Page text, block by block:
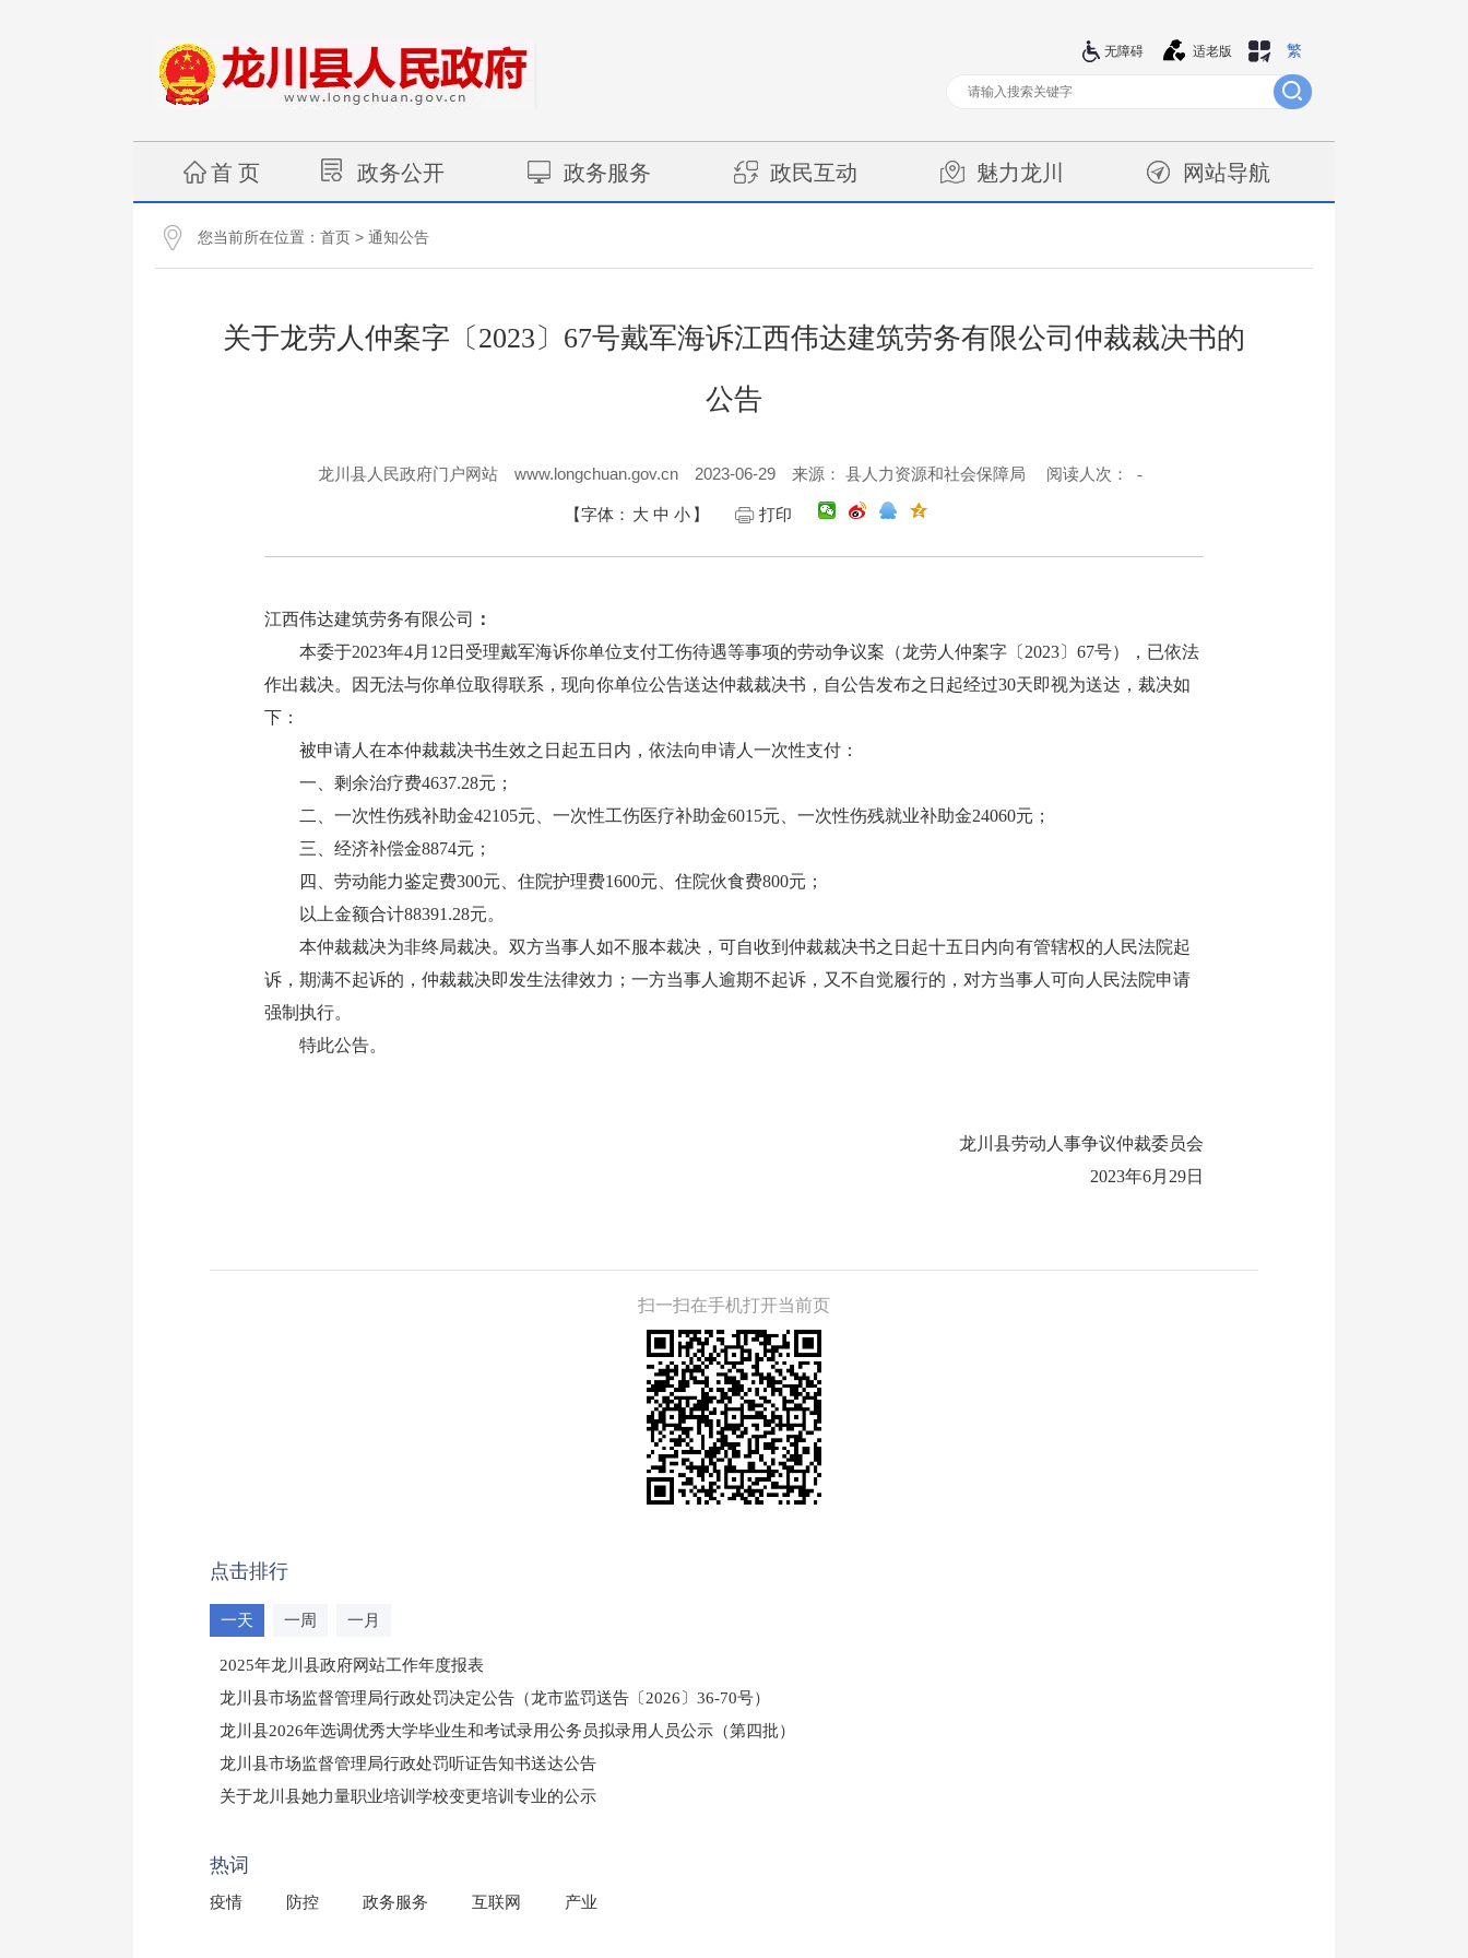
繁
适老版
无障碍
首 页 政务公开 政务服务 政民互动 魅力龙川 网站导航
您当前所在位置： 首页 > 通知公告
关于龙劳人仲案字〔2023〕67号戴军海诉江西伟达建筑劳务有限公司仲裁裁决书的
公告
龙川县人民政府门户网站 www.longchuan.gov.cn 2023-06-29 来源： 县人力资源和社会保障局 阅读人次： -
【字体： 大 中 小 】 打印
江西伟达建筑劳务有限公司
：
本委于2023年4月12日受理戴军海诉你单位支付工伤待遇等事项的劳动争议案（龙劳人仲案字〔2023〕67号），已依法
作出裁决。因无法与你单位取得联系，现向你单位公告送达仲裁裁决书，自公告发布之日起经过30天即视为送达，裁决如
下：
被申请人在本仲裁裁决书生效之日起五日内，依法向申请人一次性支付：
一、剩余治疗费4637.28元；
二、一次性伤残补助金42105元、一次性工伤医疗补助金6015元、一次性伤残就业补助金24060元；
三、经济补偿金8874元；
四、劳动能力鉴定费300元、住院护理费1600元、住院伙食费800元；
以上金额合计88391.28元。
本仲裁裁决为非终局裁决。双方当事人如不服本裁决，可自收到仲裁裁决书之日起十五日内向有管辖权的人民法院起
诉，期满不起诉的，仲裁裁决即发生法律效力；一方当事人逾期不起诉，又不自觉履行的，对方当事人可向人民法院申请
强制执行。
特此公告。
龙川县劳动人事争议仲裁委员会
2023年6月29日
扫一扫在手机打开当前页
点击排行
一天 一周 一月
2025年龙川县政府网站工作年度报表
龙川县市场监督管理局行政处罚决定公告（龙市监罚送告〔2026〕36-70号）
龙川县2026年选调优秀大学毕业生和考试录用公务员拟录用人员公示（第四批）
龙川县市场监督管理局行政处罚听证告知书送达公告
（龙市监罚送告〔2026〕71号）
关于龙川县她力量职业培训学校变更培训专业的公示
热词
疫情 防控 政务服务 互联网 产业